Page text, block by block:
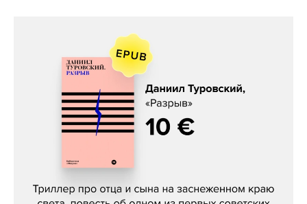
Даниил Туровский, «Разрыв»